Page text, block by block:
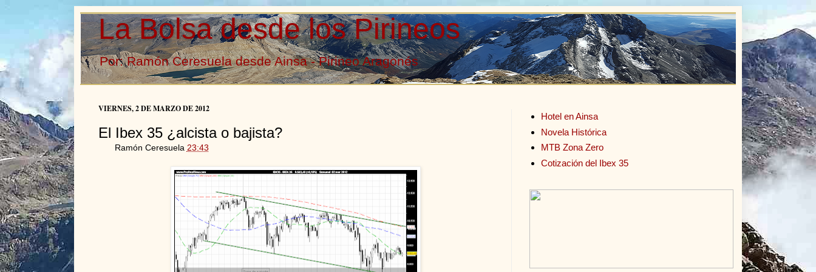
La Bolsa desde los Pirineos
Por: Ramón Ceresuela desde Ainsa - Pirineo Aragonés
VIERNES, 2 DE MARZO DE 2012
El Ibex 35 ¿alcista o bajista?
Ramón Ceresuela 23:43
Hotel en Ainsa
Novela Histórica
MTB Zona Zero
Cotización del Ibex 35